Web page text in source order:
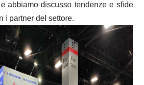
abbiamo discusso tendenze e sfide
i partner del settore.